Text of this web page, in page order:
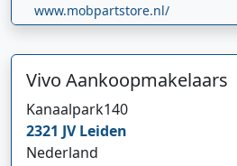
www.mobpartstore.nl/
Vivo Aankoopmakelaars
Kanaalpark140
2321 JVLeiden
Nederland